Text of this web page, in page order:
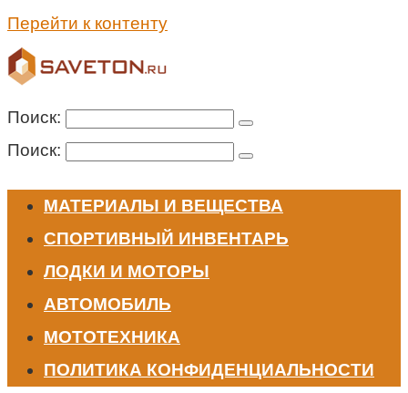
Перейти к контенту
Поиск:
Поиск:
МАТЕРИАЛЫ И ВЕЩЕСТВА
СПОРТИВНЫЙ ИНВЕНТАРЬ
ЛОДКИ И МОТОРЫ
АВТОМОБИЛЬ
МОТОТЕХНИКА
ПОЛИТИКА КОНФИДЕНЦИАЛЬНОСТИ